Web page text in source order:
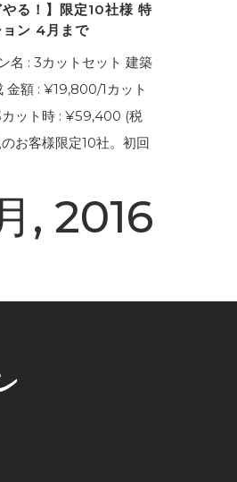
やる！】限定10社様 特
ョン 4月まで
名 : 3カットセット 建築
金額 : ¥19,800/1カット
ット時 : ¥59,400 (税
お客様限定10社。初回
, 2016